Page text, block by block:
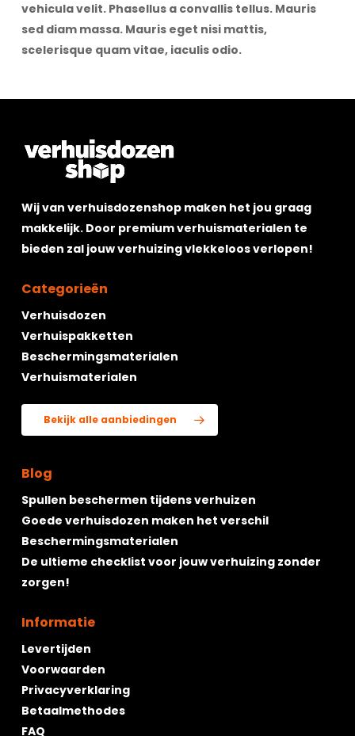
vehicula velit. Phasellus a convallis tellus. Mauris
sed diam massa. Mauris eget nisi mattis,
scelerisque quam vitae, iaculis odio.
Wij van verhuisdozenshop maken het jou graag
makkelijk. Door premium verhuismaterialen te
bieden zal jouw verhuizing vlekkeloos verlopen!
Categorieën
Verhuisdozen
Verhuispakketten
Beschermingsmaterialen
Verhuismaterialen
Bekijk alle aanbiedingen
Blog
Spullen beschermen tijdens verhuizen
Goede verhuisdozen maken het verschil
Beschermingsmaterialen
De ultieme checklist voor jouw verhuizing zonder
zorgen!
Informatie
Levertijden
Voorwaarden
Privacyverklaring
Betaalmethodes
FAQ